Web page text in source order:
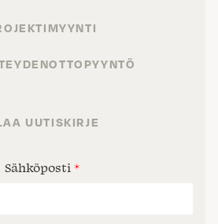
UUTISKIRJE
Sähköposti *